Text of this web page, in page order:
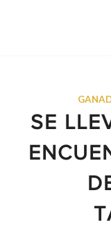
SE